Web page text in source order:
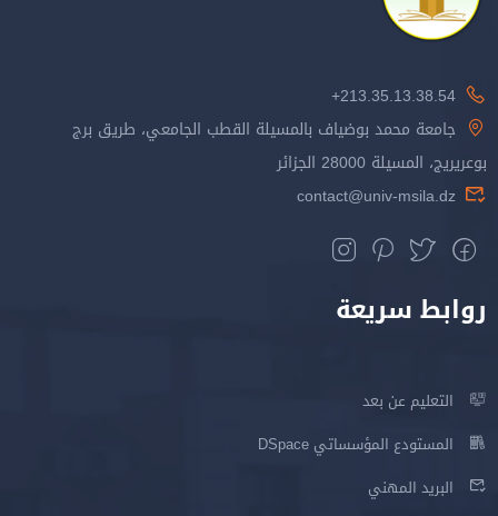
213.35.13.38.54+
جامعة محمد بوضياف بالمسيلة القطب الجامعي، طريق برج
بوعريريج، المسيلة 28000 الجزائر
contact@univ-msila.dz
روابط سريعة
التعليم عن بعد
المستودع المؤسساتي DSpace
البريد المهني